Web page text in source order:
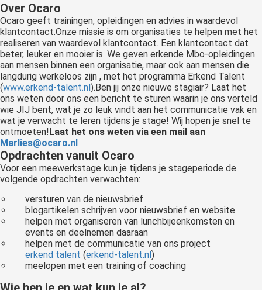
Over Ocaro
Ocaro geeft trainingen, opleidingen en advies in waardevol
klantcontact.Onze missie is om organisaties te helpen met het
realiseren van waardevol klantcontact. Een klantcontact dat
beter, leuker en mooier is. We geven erkende Mbo-opleidingen
aan mensen binnen een organisatie, maar ook aan mensen die
langdurig werkeloos zijn , met het programma Erkend Talent
(www.erkend-talent.nl).Ben jij onze nieuwe stagiair? Laat het
ons weten door ons een bericht te sturen waarin je ons verteld
wie JIJ bent, wat je zo leuk vindt aan het communicatie vak en
wat je verwacht te leren tijdens je stage! Wij hopen je snel te
ontmoeten!Laat het ons weten via een mail aan
Marlies@ocaro.nl
Opdrachten vanuit Ocaro
Voor een meewerkstage kun je tijdens je stageperiode de
volgende opdrachten verwachten:
versturen van de nieuwsbrief
blogartikelen schrijven voor nieuwsbrief en website
helpen met organiseren van lunchbijeenkomsten en
events en deelnemen daaraan
helpen met de communicatie van ons project
erkend talent (erkend-talent.nl)
meelopen met een training of coaching